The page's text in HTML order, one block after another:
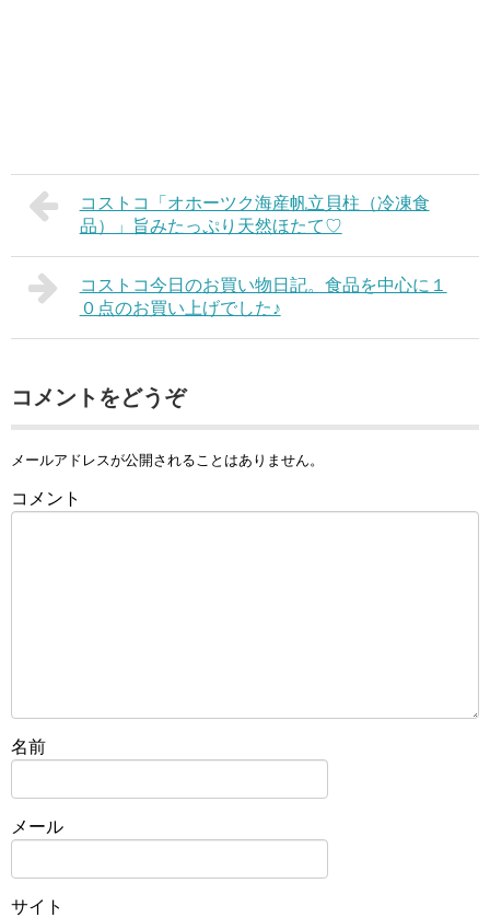
コストコ「オホーツク海産帆立貝柱（冷凍食
品）」旨みたっぷり天然ほたて♡
コストコ今日のお買い物日記。食品を中心に１
０点のお買い上げでした♪
コメントをどうぞ
メールアドレスが公開されることはありません。
コメント
名前
メール
サイト